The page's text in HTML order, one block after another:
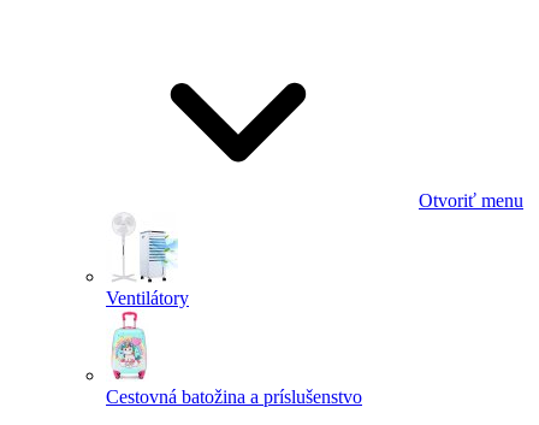
Otvoriť menu
Ventilátory
Cestovná batožina a príslušenstvo